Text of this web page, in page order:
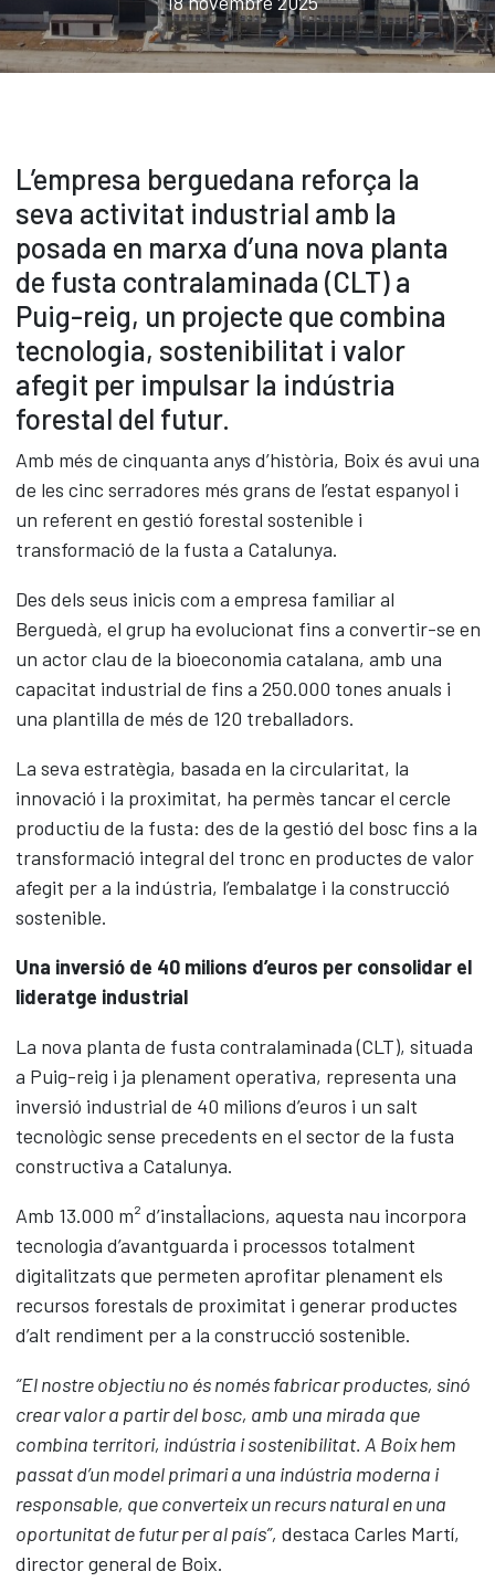
Biomassa
Embalatge
Seguretat Vial
Actualitat
CAT CAS ENG
L’empresa berguedana reforça la
seva activitat industrial amb la
posada en marxa d’una nova planta
de fusta contralaminada (CLT) a
Puig-reig, un projecte que combina
tecnologia, sostenibilitat i valor
afegit per impulsar la indústria
forestal del futur.
Amb més de cinquanta anys d’història, Boix és avui una
de les cinc serradores més grans de l’estat espanyol i
un referent en gestió forestal sostenible i
transformació de la fusta a Catalunya.
Des dels seus inicis com a empresa familiar al
Berguedà, el grup ha evolucionat fins a convertir-se en
un actor clau de la bioeconomia catalana, amb una
capacitat industrial de fins a 250.000 tones anuals i
una plantilla de més de 120 treballadors.
La seva estratègia, basada en la circularitat, la
innovació i la proximitat, ha permès tancar el cercle
productiu de la fusta: des de la gestió del bosc fins a la
transformació integral del tronc en productes de valor
afegit per a la indústria, l’embalatge i la construcció
sostenible.
Una inversió de 40 milions d’euros per consolidar el
lideratge industrial
La nova planta de fusta contralaminada (CLT), situada
a Puig-reig i ja plenament operativa, representa una
inversió industrial de 40 milions d’euros i un salt
tecnològic sense precedents en el sector de la fusta
constructiva a Catalunya.
Amb 13.000 m² d’instal·lacions, aquesta nau incorpora
tecnologia d’avantguarda i processos totalment
digitalitzats que permeten aprofitar plenament els
recursos forestals de proximitat i generar productes
d’alt rendiment per a la construcció sostenible.
“El nostre objectiu no és només fabricar productes, sinó
crear valor a partir del bosc, amb una mirada que
combina territori, indústria i sostenibilitat. A Boix hem
passat d’un model primari a una indústria moderna i
responsable, que converteix un recurs natural en una
oportunitat de futur per al país”, destaca Carles Martí,
director general de Boix.